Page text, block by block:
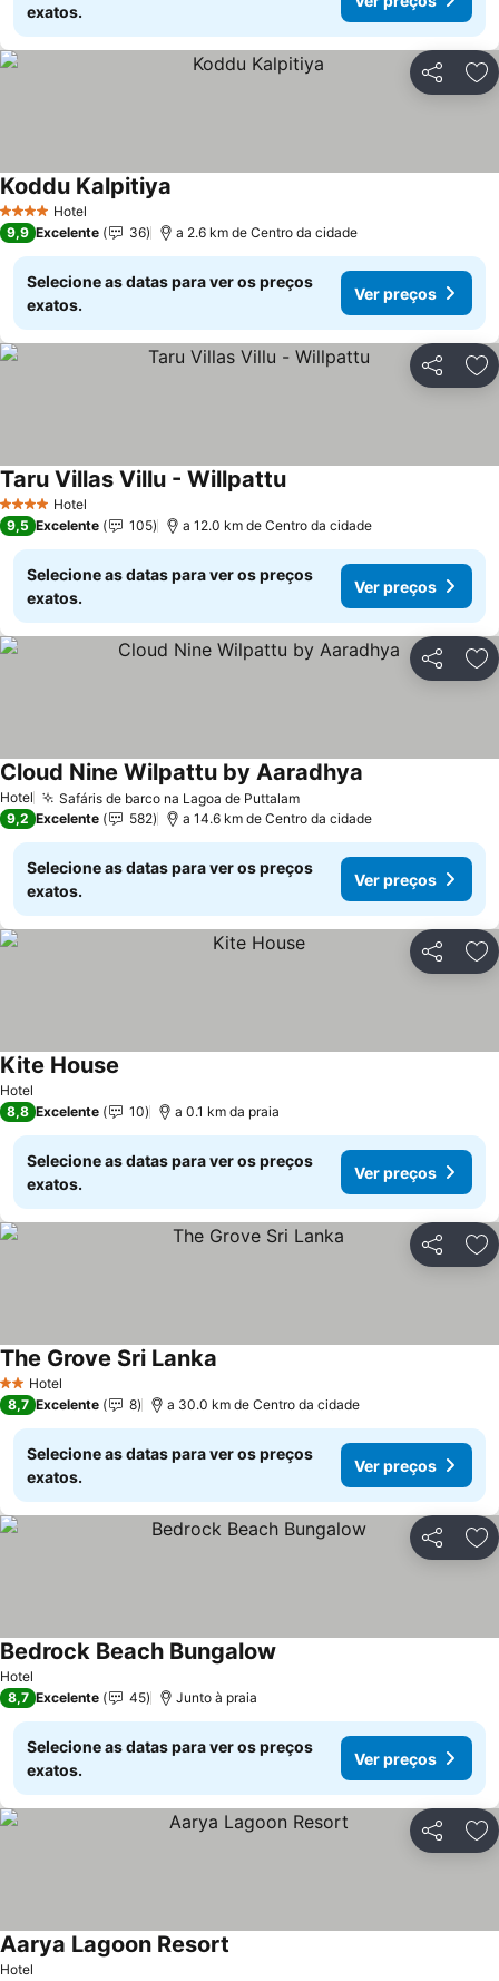
exatos.
Partilhar
4 EstrelasHotel
Koddu Kalpitiya
9,9 Excelente 36 a 2.6 km de Centro da cidade
Selecione as datas para ver os preços
exatos.
Ver preços
Partilhar
4 EstrelasHotel
Taru Villas Villu - WillpattuVer preços
9,5 Excelente 105 a 12.0 km de Centro da cidade
Selecione as datas para ver os preços
exatos.
Ver preços
Partilhar
Hotel Safáris de barco na Lagoa de PuttalamVer preços
Cloud Nine Wilpattu by Aaradhya
9,2 Excelente 582 a 14.6 km de Centro da cidade
Selecione as datas para ver os preços
exatos.
Ver preços
Partilhar
Hotel
Kite House
8,8 Excelente 10 a 0.1 km da praia
Selecione as datas para ver os preços
exatos.
Ver preços
Partilhar
2 Estrelas
Hotel
The Grove Sri Lanka
8,7 Excelente 8 a 30.0 km de Centro da cidade
Selecione as datas para ver os preços
exatos.
Ver preços
Partilhar
Hotel
Bedrock Beach Bungalow
8,7 Excelente 45 Junto à praia
Selecione as datas para ver os preços
exatos.
Ver preços
Partilhar
Hotel
Aarya Lagoon Resort